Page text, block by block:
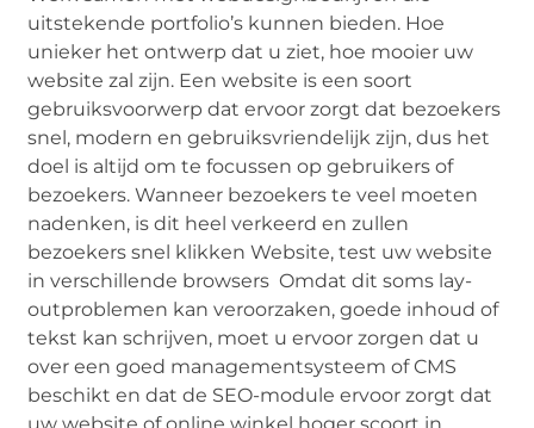
uitstekende portfolio’s kunnen bieden. Hoe
unieker het ontwerp dat u ziet, hoe mooier uw
website zal zijn. Een website is een soort
gebruiksvoorwerp dat ervoor zorgt dat bezoekers
snel, modern en gebruiksvriendelijk zijn, dus het
doel is altijd om te focussen op gebruikers of
bezoekers. Wanneer bezoekers te veel moeten
nadenken, is dit heel verkeerd en zullen
bezoekers snel klikken Website, test uw website
in verschillende browsers Omdat dit soms lay-
outproblemen kan veroorzaken, goede inhoud of
tekst kan schrijven, moet u ervoor zorgen dat u
over een goed managementsysteem of CMS
beschikt en dat de SEO-module ervoor zorgt dat